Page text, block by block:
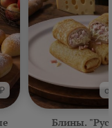
Блины.